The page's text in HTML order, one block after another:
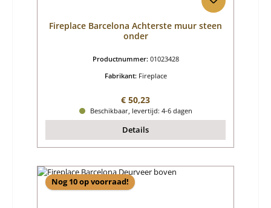
Fireplace Barcelona Achterste muur steen
onder
Productnummer: 01023428
Fabrikant: Fireplace
Normale prijs:
€ 50,23
Beschikbaar, levertijd: 4-6 dagen
Details
Nog 10 op voorraad!